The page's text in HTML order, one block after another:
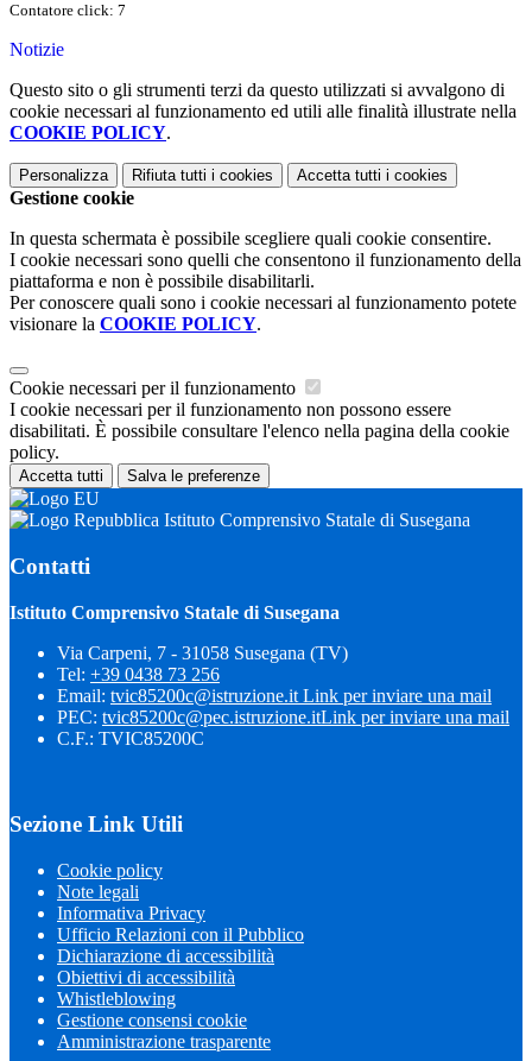
Contatore click: 7
Notizie
Questo sito o gli strumenti terzi da questo utilizzati si avvalgono di
cookie necessari al funzionamento ed utili alle finalità illustrate nella
COOKIE POLICY.
Personalizza Rifiuta tutti i cookies Accetta tutti i cookies
Gestione cookie
In questa schermata è possibile scegliere quali cookie consentire.
I cookie necessari sono quelli che consentono il funzionamento della
piattaforma e non è possibile disabilitarli.
Per conoscere quali sono i cookie necessari al funzionamento potete
visionare la COOKIE POLICY.
Cookie necessari per il funzionamento
I cookie necessari per il funzionamento non possono essere
disabilitati. È possibile consultare l'elenco nella pagina della cookie
policy.
Accetta tutti Salva le preferenze
Istituto Comprensivo Statale di Susegana
Contatti
Istituto Comprensivo Statale di Susegana
Via Carpeni, 7 - 31058 Susegana (TV)
Tel: +39 0438 73 256
Email: tvic85200c@istruzione.it Link per inviare una mail
PEC: tvic85200c@pec.istruzione.itLink per inviare una mail
C.F.: TVIC85200C
Sezione Link Utili
Cookie policy
Note legali
Informativa Privacy
Ufficio Relazioni con il Pubblico
Dichiarazione di accessibilità
Obiettivi di accessibilità
Whistleblowing
Gestione consensi cookie
Amministrazione trasparente